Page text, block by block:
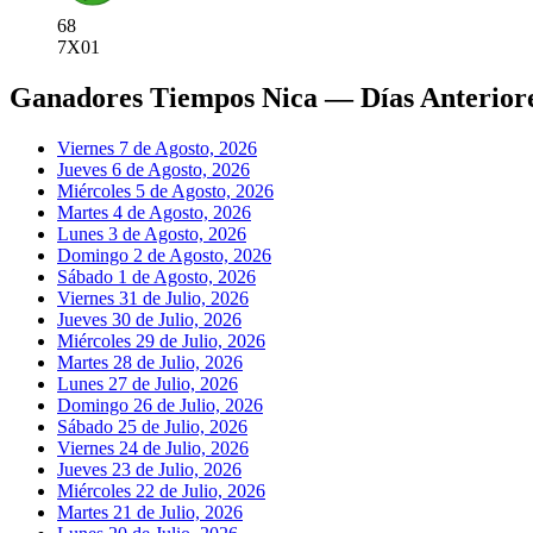
68
7X01
Ganadores Tiempos Nica — Días
Viernes 7 de Agosto, 2026
Jueves 6 de Agosto, 2026
Miércoles 5 de Agosto, 2026
Martes 4 de Agosto, 2026
Lunes 3 de Agosto, 2026
Domingo 2 de Agosto, 2026
Sábado 1 de Agosto, 2026
Viernes 31 de Julio, 2026
Jueves 30 de Julio, 2026
Miércoles 29 de Julio, 2026
Martes 28 de Julio, 2026
Lunes 27 de Julio, 2026
Domingo 26 de Julio, 2026
Sábado 25 de Julio, 2026
Viernes 24 de Julio, 2026
Jueves 23 de Julio, 2026
Miércoles 22 de Julio, 2026
Martes 21 de Julio, 2026